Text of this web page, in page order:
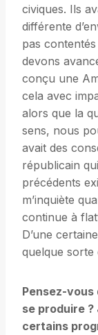
civiques. Ils
différente
pas
devons
conçu une
cela avec
alors que la
sens, nous
avait des
républicain
précédents
m’inquiète
continue à
D’une
quelque sorte
Pensez-vous
se produire
certains